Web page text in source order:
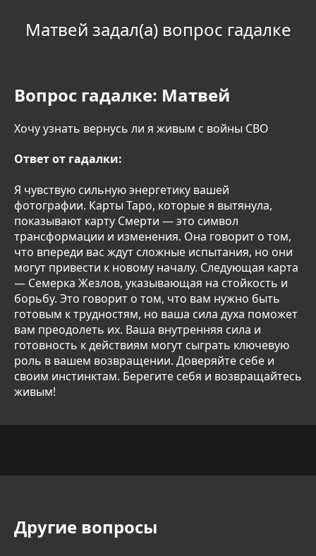
Матвей задал(а) вопрос гадалке
Вопрос гадалке: Матвей
Хочу узнать вернусь ли я живым с войны СВО
Ответ от гадалки:
Я чувствую сильную энергетику вашей
фотографии. Карты Таро, которые я вытянула,
показывают карту Смерти — это символ
трансформации и изменения. Она говорит о том,
что впереди вас ждут сложные испытания, но они
могут привести к новому началу. Следующая карта
— Семерка Жезлов, указывающая на стойкость и
борьбу. Это говорит о том, что вам нужно быть
готовым к трудностям, но ваша сила духа поможет
вам преодолеть их. Ваша внутренняя сила и
готовность к действиям могут сыграть ключевую
роль в вашем возвращении. Доверяйте себе и
своим инстинктам. Берегите себя и возвращайтесь
живым!
Другие вопросы